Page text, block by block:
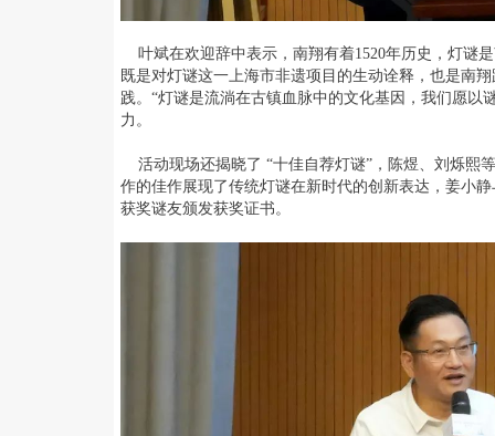
叶斌在欢迎辞中表示，南翔有着1520年历史，灯谜
既是对灯谜这一上海市非遗项目的生动诠释，也是南
践。“灯谜是流淌在古镇血脉中的文化基因，我们愿以
力。
活动现场还揭晓了 “十佳自荐灯谜”，陈煜、刘烁熙
作的佳作展现了传统灯谜在新时代的创新表达，姜小
获奖谜友颁发获奖证书。